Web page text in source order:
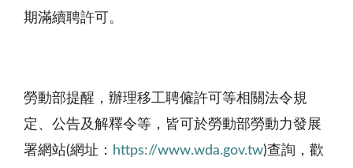
期滿續聘許可。
勞動部提醒，辦理移工聘僱許可等相關法令規
定、公告及解釋令等，皆可於勞動部勞動力發展
署網站(網址： https://www.wda.gov.tw)查詢，歡